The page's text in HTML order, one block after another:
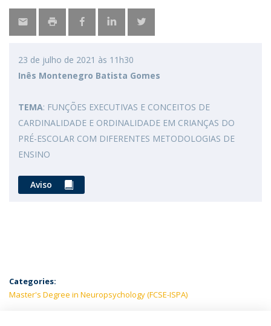
23 de julho de 2021 às 11h30
Inês Montenegro Batista Gomes
TEMA: FUNÇÕES EXECUTIVAS E CONCEITOS DE
CARDINALIDADE E ORDINALIDADE EM CRIANÇAS DO
PRÉ-ESCOLAR COM DIFERENTES METODOLOGIAS DE
ENSINO
Aviso
Categories:
Master's Degree in Neuropsychology (FCSE-ISPA)